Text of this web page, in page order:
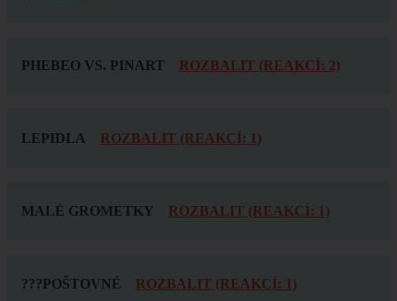
PHEBEO VS. PINART ROZBALIT (REAKCÍ: 2)
LEPIDLA ROZBALIT (REAKCÍ: 1)
MALÉ GROMETKY ROZBALIT (REAKCÍ: 1)
???POŠTOVNÉ ROZBALIT (REAKCÍ: 1)